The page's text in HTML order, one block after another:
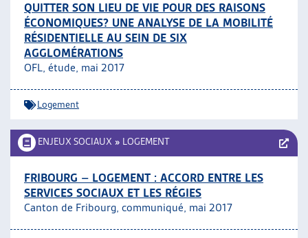
QUITTER SON LIEU DE VIE POUR DES RAISONS
ÉCONOMIQUES? UNE ANALYSE DE LA MOBILITÉ
RÉSIDENTIELLE AU SEIN DE SIX
AGGLOMÉRATIONS
OFL, étude, mai 2017
Logement
ENJEUX SOCIAUX » LOGEMENT
FRIBOURG – LOGEMENT : ACCORD ENTRE LES
SERVICES SOCIAUX ET LES RÉGIES
Canton de Fribourg, communiqué, mai 2017